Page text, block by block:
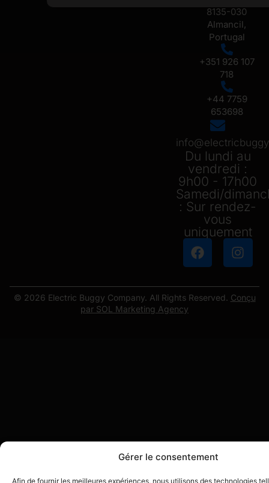
Gérer le consentement
Afin de fournir les meilleures expériences, nous utilisons des technologies
8135-030
Almancil,
Portugal
+351 926 107
718
+44 7759
653698
Du lundi au
vendredi :
9h00 - 17h00
Samedi/
: Sur rendez-
vous
uniquement
© 2026 Electric Buggy Company. All Rights Reserved. Conçu
par SOL Marketing Agency